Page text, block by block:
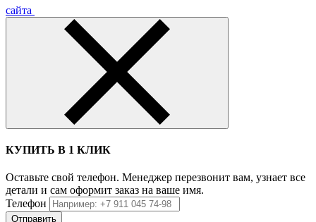
сайта
КУПИТЬ В 1 КЛИК
Оставьте свой телефон. Менеджер перезвонит вам, узнает все
детали и сам оформит заказ на ваше имя.
Телефон
Отправить